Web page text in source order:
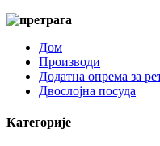
Дом
Производи
Додатна опрема за
Двослојна посуда
Категорије